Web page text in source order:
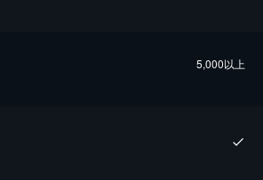
5,000以上